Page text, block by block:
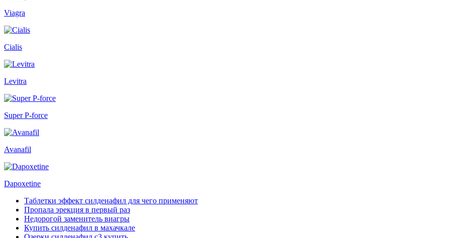
Viagra
Cialis
Levitra
Super P-force
Avanafil
Dapoxetine
Таблетки эффект силденафил для чего применяют
Пропала эрекция в первый раз
Недорогой заменитель виагры
Купить силденафил в махачкале